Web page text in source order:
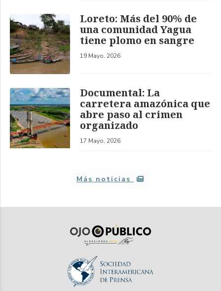
Loreto: Más del 90% de
una comunidad Yagua
tiene plomo en sangre
19 Mayo, 2026
Documental: La
carretera amazónica que
abre paso al crimen
organizado
17 Mayo, 2026
Más noticias